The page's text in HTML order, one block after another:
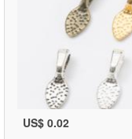
US$ 0.02